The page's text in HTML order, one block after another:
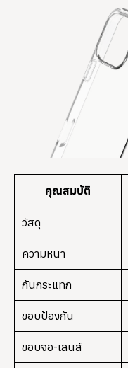
คุณสมบัติ
วัสดุ
ความหนา
กันกระแทก
ขอบป้องกัน
ขอบจอ-เลนส์